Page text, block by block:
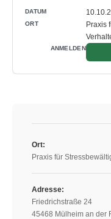
Praxis
Ort:
Praxis für
Adresse:
Friedrichstraße 24
45468 Mülheim an der